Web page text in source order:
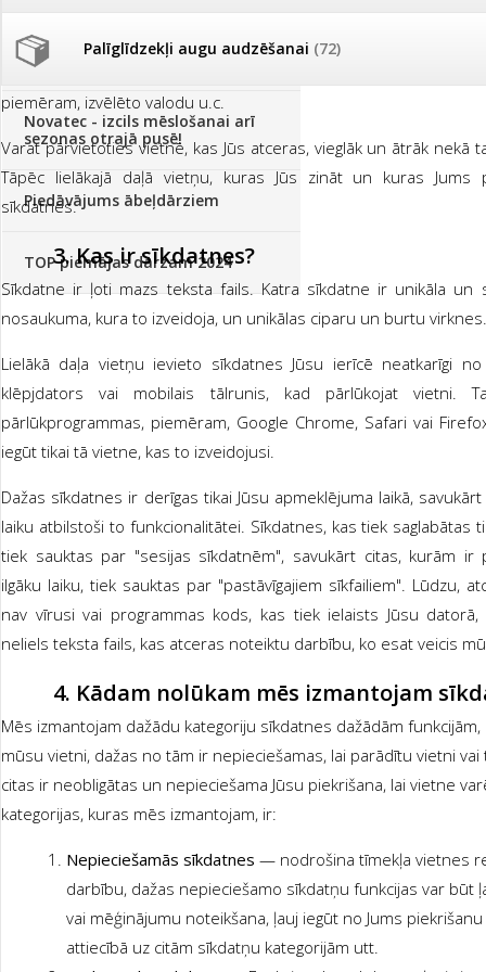
Palīglīdzekļi augu audzēšanai (72)
Klientu Diena
Novatec - izcils mēslošanai arī
sezonas otrajā pusē!
Piedāvājums ābeļdārziem
TOP piemājas dārzam 2024
Sīkdatnes ir ļoti noderīgas un veic dažādas funkcijas, kas
pieredzi mūsu vietnē patīkamāku. Sīkdatnes ir mazi faili,
pārlūkprogrammā, kas būtībā atceras Jūsu veikto izvēli,
piemēram, izvēlēto valodu u.c.
Varat pārvietoties vietnē, kas Jūs atceras, vieglāk un ātrāk nekā
Tāpēc lielākajā daļā vietņu, kuras Jūs zināt un kuras Jums
sīkdatnes.
3.Kas ir sīkdatnes?
Sīkdatne ir ļoti mazs teksta fails. Katra sīkdatne ir unikāla un
nosaukuma, kura to izveidoja, un unikālas ciparu un burtu virknes.
Lielākā daļa vietņu ievieto sīkdatnes Jūsu ierīcē neatkarīgi
klēpjdators vai mobilais tālrunis, kad pārlūkojat vietni.
pārlūkprogrammas, piemēram, Google Chrome, Safari vai
iegūt tikai tā vietne, kas to izveidojusi.
Dažas sīkdatnes ir derīgas tikai Jūsu apmeklējuma laikā,
laiku atbilstoši to funkcionalitātei. Sīkdatnes, kas tiek saglabātas
tiek sauktas par "sesijas sīkdatnēm", savukārt citas, kurām ir
ilgāku laiku, tiek sauktas par "pastāvīgajiem sīkfailiem". Lūdzu,
nav vīrusi vai programmas kods, kas tiek ielaists Jūsu
neliels teksta fails, kas atceras noteiktu darbību, ko esat veicis
4. Kādam nolūkam mēs izmantojam
Mēs izmantojam dažādu kategoriju sīkdatnes dažādām funkcijām,
mūsu vietni, dažas no tām ir nepieciešamas, lai parādītu vietni
citas ir neobligātas un nepieciešama Jūsu piekrišana, lai vietne
kategorijas, kuras mēs izmantojam, ir:
Nepieciešamās sīkdatnes — nodrošina tīmekļa vietnes
darbību, dažas nepieciešamo sīkdatņu funkcijas var būt
vai mēģinājumu noteikšana, ļauj iegūt no Jums
attiecībā uz citām sīkdatņu kategorijām utt.